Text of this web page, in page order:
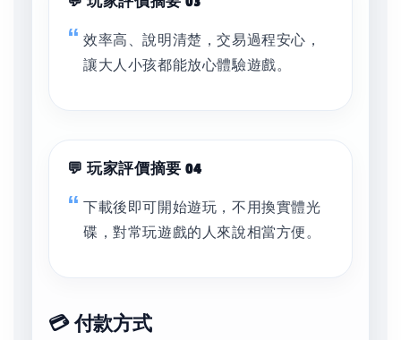
效率高、說明清楚，交易過程安心，
讓大人小孩都能放心體驗遊戲。
💬 玩家評價摘要 04
下載後即可開始遊玩，不用換實體光
碟，對常玩遊戲的人來說相當方便。
💳 付款方式